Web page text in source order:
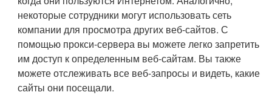
некоторые сотрудники могут использовать сеть
компании для просмотра других веб-сайтов. С
помощью прокси-сервера вы можете легко запретить
им доступ к определенным веб-сайтам. Вы также
можете отслеживать все веб-запросы и видеть, какие
сайты они посещали.